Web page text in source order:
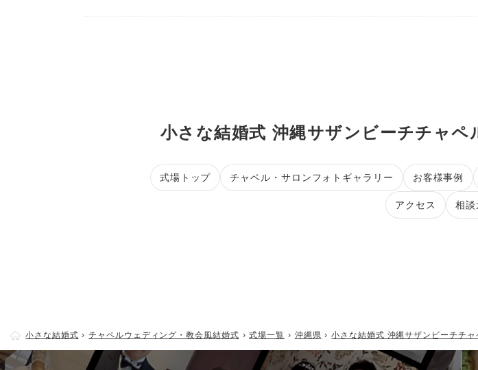
小さな結婚式 沖縄サザンビーチチャ
式場トップ チャペル・サロンフォトギャラリー お客様事例
アクセス 相談
小さな結婚式 チャペルウェディング・教会風結婚式 式場一覧 沖縄県 小さな結婚式 沖縄サザンビーチチャ